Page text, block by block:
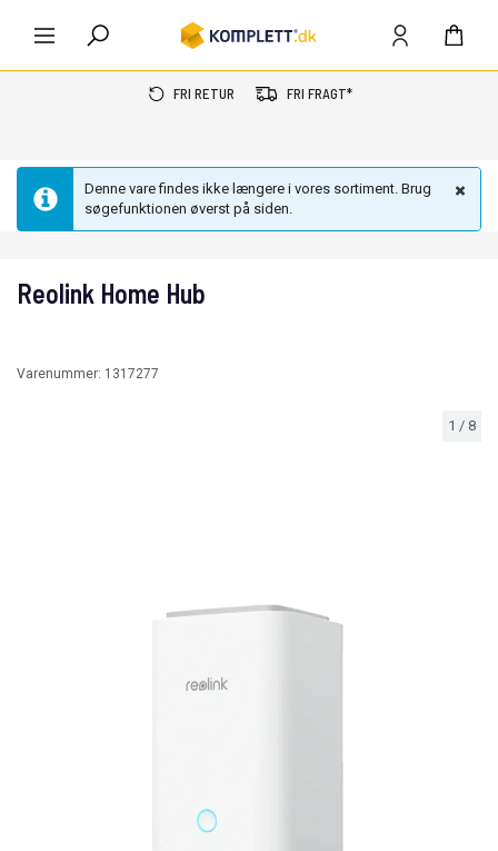
FRI RETUR FRI FRAGT*
Denne vare findes ikke længere i vores sortiment. Brug
søgefunktionen øverst på siden.
1 / 8
Reolink Home Hub
Varenummer: 1317277